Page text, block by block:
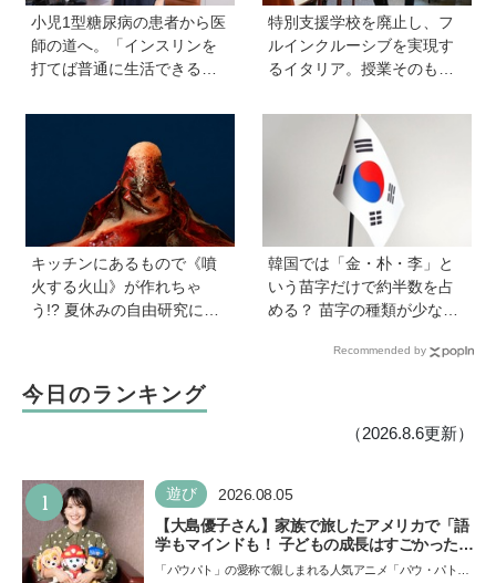
小児1型糖尿病の患者から医
師の道へ。「インスリンを
打てば普通に生活できる」
い、専門医を目指すように
特別支援学校を廃止し、フ
ルインクルーシブを実現す
るイタリア。授業そのもの
やすい形に【言語聴覚士 原
先生が伝える世界のインク
ルーシブ教育】
キッチンにあるもので《噴
火する火山》が作れちゃ
う!? 夏休みの自由研究にも
韓国では「金・朴・李」と
いう苗字だけで約半数を占
める？ 苗字の種類が少ない
Recommended by
今日のランキング
（2026.8.6更新）
1 遊び 2026.08.05
【大島優子さん】家族で旅したアメリカで「語
学もマインドも！ 子どもの成長はすごかった」
声優をつとめた映画『パウ・パトロール ザ・ダ
「パウパト」の愛称で親しまれる人気アニメ「パウ・パトロ